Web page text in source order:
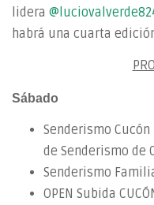
lidera
habrá una cuarta
Sábado
Senderismo
de Senderismo de
Senderismo
OPEN Subida